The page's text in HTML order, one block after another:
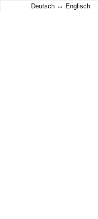
Deutsch ↔ Englisch